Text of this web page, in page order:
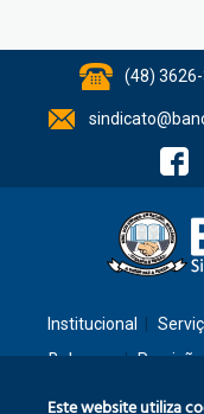
(48)
Institucional
Balanços